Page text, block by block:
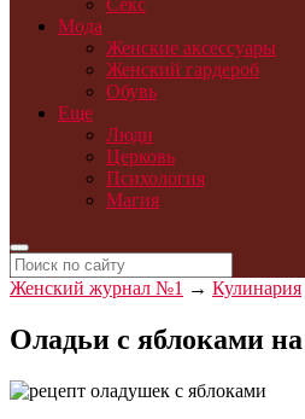
Секс
Мода
Женские аксессуары
Женский гардероб
Обувь
Еще
Люди
Церковь
Психология
Магия
Женский журнал №1 → Кулинария
Оладьи с яблоками